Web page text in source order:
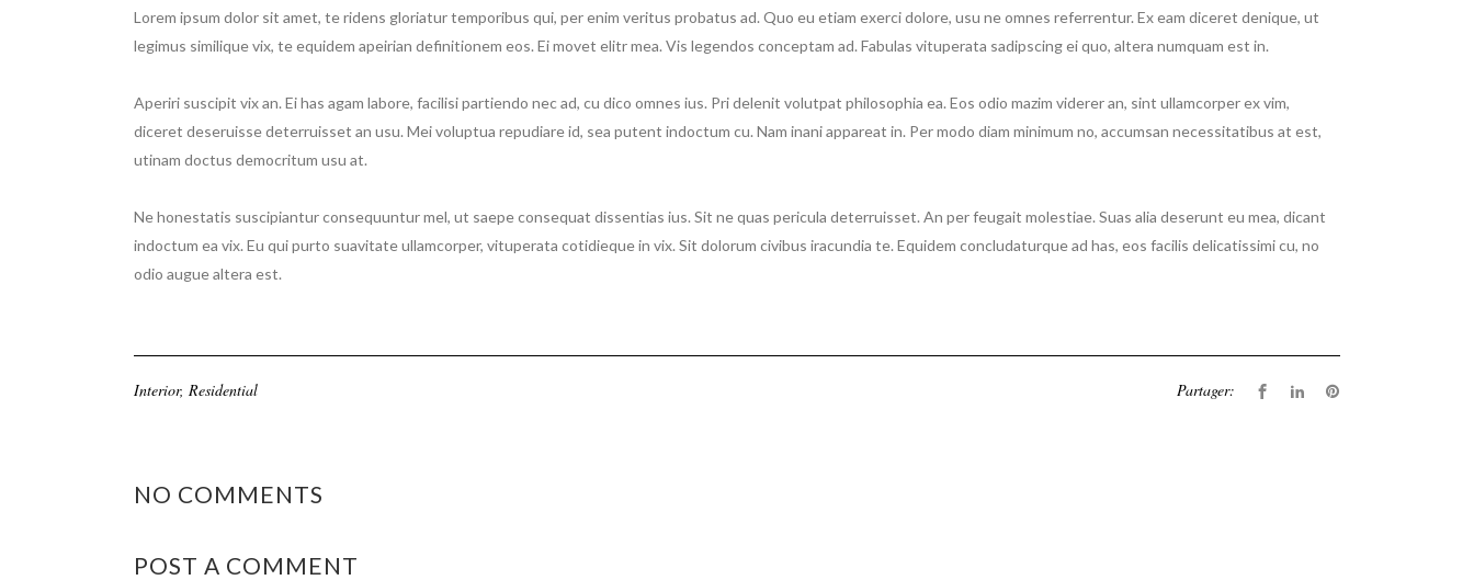
Lorem ipsum dolor sit amet, te ridens gloriatur temporibus qui, per enim veritus probatus ad. Quo eu etiam exerci dolore, usu ne omnes referrentur. Ex eam diceret denique, ut
legimus similique vix, te equidem apeirian definitionem eos. Ei movet elitr mea. Vis legendos conceptam ad. Fabulas vituperata sadipscing ei quo, altera numquam est in.
Aperiri suscipit vix an. Ei has agam labore, facilisi partiendo nec ad, cu dico omnes ius. Pri delenit volutpat philosophia ea. Eos odio mazim viderer an, sint ullamcorper ex vim,
diceret deseruisse deterruisset an usu. Mei voluptua repudiare id, sea putent indoctum cu. Nam inani appareat in. Per modo diam minimum no, accumsan necessitatibus at est,
utinam doctus democritum usu at.
Ne honestatis suscipiantur consequuntur mel, ut saepe consequat dissentias ius. Sit ne quas pericula deterruisset. An per feugait molestiae. Suas alia deserunt eu mea, dicant
indoctum ea vix. Eu qui purto suavitate ullamcorper, vituperata cotidieque in vix. Sit dolorum civibus iracundia te. Equidem concludaturque ad has, eos facilis delicatissimi cu, no
odio augue altera est.
Interior, Residential Partager:
NO COMMENTS
POST A COMMENT